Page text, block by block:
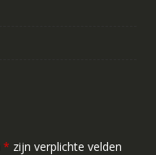
* zijn verplichte velden